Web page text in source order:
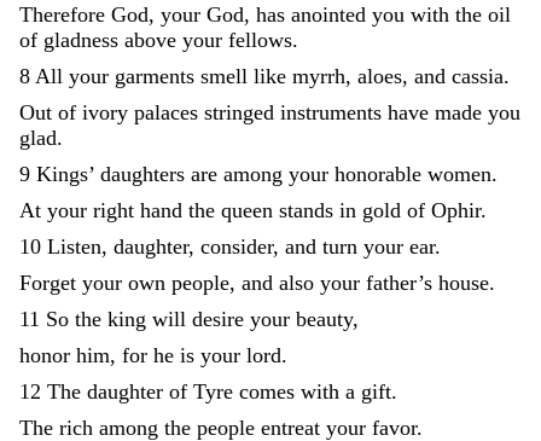
Therefore God, your God, has anointed you with the oil
of gladness above your fellows.
8 All your garments smell like myrrh, aloes, and cassia.
Out of ivory palaces stringed instruments have made you
glad.
9 Kings’ daughters are among your honorable women.
At your right hand the queen stands in gold of Ophir.
10 Listen, daughter, consider, and turn your ear.
Forget your own people, and also your father’s house.
11 So the king will desire your beauty,
honor him, for he is your lord.
12 The daughter of Tyre comes with a gift.
The rich among the people entreat your favor.